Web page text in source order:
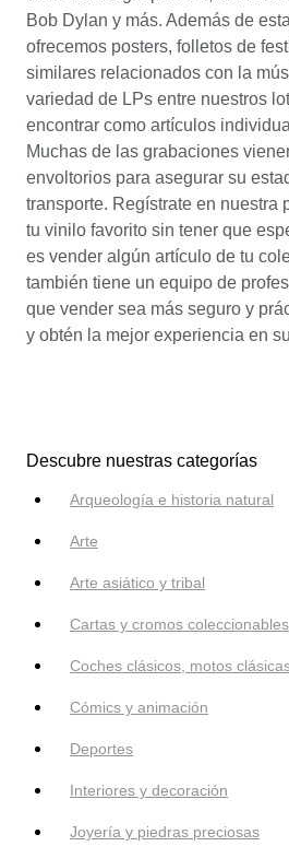
Bob Dylan y más. Además de
ofrecemos posters, folletos de
similares relacionados con la
variedad de LPs entre nuestros
encontrar como artículos
Muchas de las grabaciones
envoltorios para asegurar su
transporte. Regístrate en nuestra
tu vinilo favorito sin tener que
es vender algún artículo de tu
también tiene un equipo de
que vender sea más seguro y
y obtén la mejor experiencia en
Descubre nuestras categorías
Arqueología e historia natural
Arte
Arte asiático y tribal
Cartas y cromos coleccionables
Coches clásicos, motos
Cómics y animación
Deportes
Interiores y decoración
Joyería y piedras preciosas